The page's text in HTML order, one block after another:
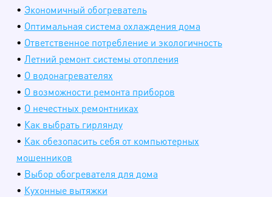
• Экономичный обогреватель
• Оптимальная система охлаждения дома
• Ответственное потребление и экологичность
• Летний ремонт системы отопления
• О водонагревателях
• О возможности ремонта приборов
• О нечестных ремонтниках
• Как выбрать гирлянду
• Как обезопасить себя от компьютерных
мошенников
• Выбор обогревателя для дома
• Кухонные вытяжки